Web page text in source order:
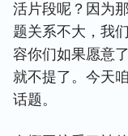
活片段呢？因为
题关系不大，我
容你们如果愿意
就不提了。今天
话题。